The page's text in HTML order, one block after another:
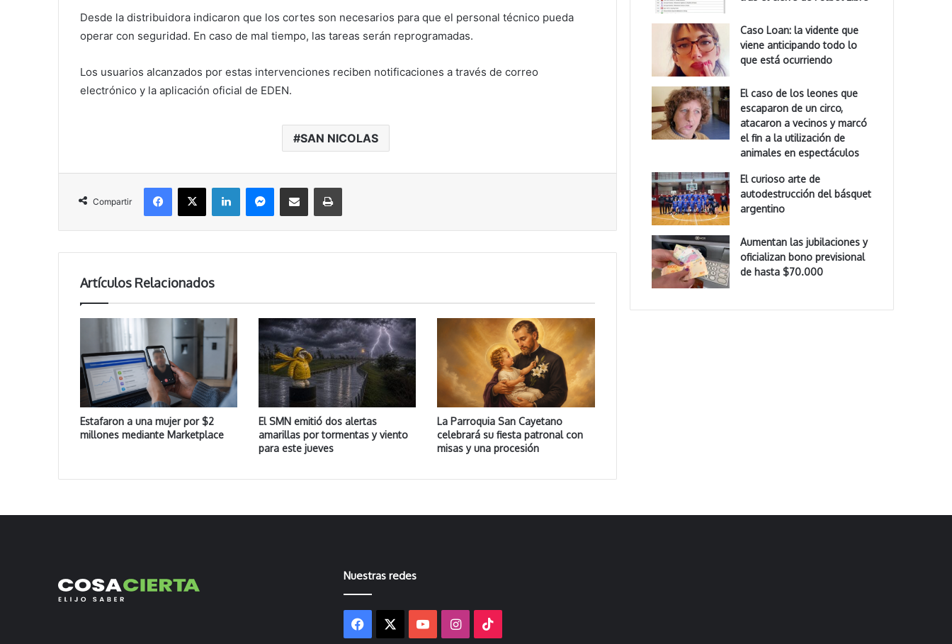
Desde la distribuidora indicaron que los cortes son necesarios para que el personal técnico pueda
operar con seguridad. En caso de mal tiempo, las tareas serán reprogramadas.
Los usuarios alcanzados por estas intervenciones reciben notificaciones a través de correo
electrónico y la aplicación oficial de EDEN.
SAN NICOLAS
Compartir
X LinkedIn Compartir vía correo electrónico
Artículos Relacionados
Estafaron a una mujer por $2
millones mediante Marketplace
El SMN emitió dos alertas
amarillas por tormentas y viento
para este jueves
La Parroquia San Cayetano
celebrará su fiesta patronal con
misas y una procesión
Caso Loan: la vidente que
viene anticipando todo lo
que está ocurriendo
El caso de los leones que
escaparon de un circo,
atacaron a vecinos y marcó
el fin a la utilización de
animales en espectáculos
El curioso arte de
autodestrucción del básquet
argentino
Aumentan las jubilaciones y
oficializan bono previsional
de hasta $70.000
Nuestras redes
Facebook YouTubeInstagram